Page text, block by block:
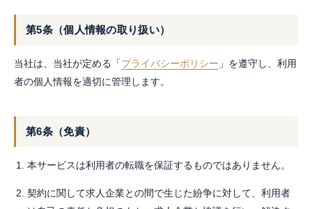
第5条（個人情報の取り扱い）
当社は、当社が定める「 プライバシーポリシー 」を遵守し、利用
者の個人情報を適切に管理します。
第6条（免責）
本サービスは利用者の転職を保証するものではありません。
契約に関して求人企業との間で生じた紛争に対して、利用者